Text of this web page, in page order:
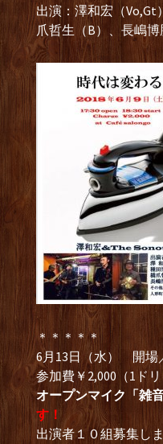
出演：澤和宏（Vo,Gt
爪哲生（B）、長嶋博
＊＊＊＊＊
6月13日（水） 開
参加費￥2,000（1ド
オープンマイク「雑
す！
出演者１０組募集し